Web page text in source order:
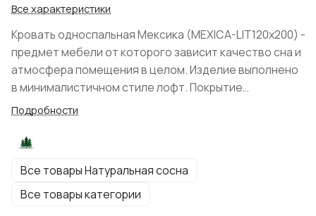
Все характеристики
Кровать односпальная Мексика (MEXICA-LIT120х200) -
предмет мебели от которого зависит качество сна и
атмосфера помещения в целом. Изделие выполнено
в минималистичном стиле лофт. Покрытие
древесины: масло, черным цветом - дерево под
натуральный оттенок выгодно обыгрывает
"Искусственное старение/чёрный матовый лак".
Кровать поставляется в разобранном виде.
Подробности
Все товары Натуральная сосна
Все товары категории